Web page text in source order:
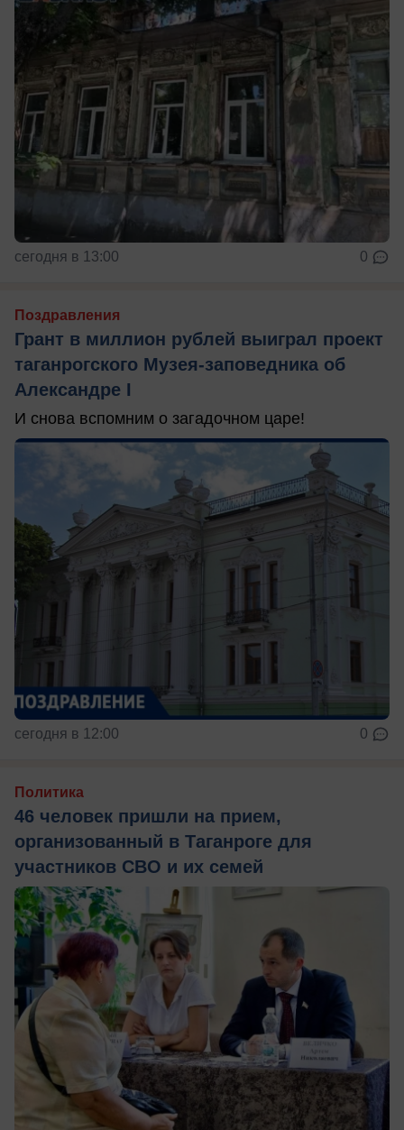
сегодня в 13:00 0
Поздравления
Грант в миллион рублей выиграл проект
таганрогского Музея-заповедника об
Александре I
И снова вспомним о загадочном царе!
сегодня в 12:00 0
Политика
46 человек пришли на прием,
организованный в Таганроге для
участников СВО и их семей